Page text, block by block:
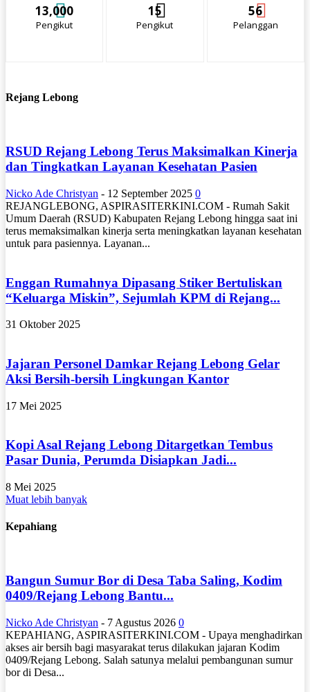
13,000
Pengikut
15
Pengikut
56
Pelanggan
Rejang Lebong
RSUD Rejang Lebong Terus Maksimalkan Kinerja
dan Tingkatkan Layanan Kesehatan Pasien
Nicko Ade Christyan - 12 September 2025 0
REJANGLEBONG, ASPIRASITERKINI.COM - Rumah Sakit
Umum Daerah (RSUD) Kabupaten Rejang Lebong hingga saat ini
terus memaksimalkan kinerja serta meningkatkan layanan kesehatan
untuk para pasiennya. Layanan...
Enggan Rumahnya Dipasang Stiker Bertuliskan
“Keluarga Miskin”, Sejumlah KPM di Rejang...
31 Oktober 2025
Jajaran Personel Damkar Rejang Lebong Gelar
Aksi Bersih-bersih Lingkungan Kantor
17 Mei 2025
Kopi Asal Rejang Lebong Ditargetkan Tembus
Pasar Dunia, Perumda Disiapkan Jadi...
8 Mei 2025
Muat lebih banyak
Kepahiang
Bangun Sumur Bor di Desa Taba Saling, Kodim
0409/Rejang Lebong Bantu...
Nicko Ade Christyan - 7 Agustus 2026 0
KEPAHIANG, ASPIRASITERKINI.COM - Upaya menghadirkan
akses air bersih bagi masyarakat terus dilakukan jajaran Kodim
0409/Rejang Lebong. Salah satunya melalui pembangunan sumur
bor di Desa...